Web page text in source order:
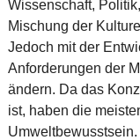
Wissenschaft,
Mischung der
Jedoch mit der
Anforderungen der
ändern. Da das
ist, haben die